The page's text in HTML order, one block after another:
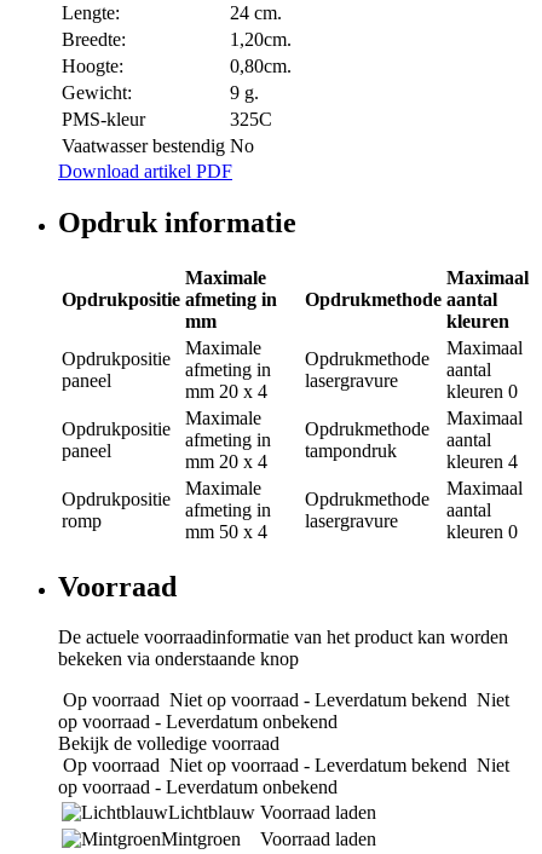
Lengte:
24 cm.
Breedte:
1,20cm.
Hoogte:
0,80cm.
Gewicht:
9 g.
PMS-kleur
325C
Vaatwasser bestendig No
Download artikel PDF
Opdruk informatie
Opdrukpositie
Maximale
afmeting in
mm
Opdrukmethode
Maximaal
aantal
kleuren
Opdrukpositie
paneel
Maximale
afmeting in
mm 20 x 4
Opdrukmethode
lasergravure
Maximaal
aantal
kleuren 0
Opdrukpositie
paneel
Maximale
afmeting in
mm 20 x 4
Opdrukmethode
tampondruk
Maximaal
aantal
kleuren 4
Opdrukpositie
romp
Maximale
afmeting in
mm 50 x 4
Opdrukmethode
lasergravure
Maximaal
aantal
kleuren 0
Voorraad
De actuele voorraadinformatie van het product kan worden
bekeken via onderstaande knop
Op voorraad Niet op voorraad - Leverdatum bekend Niet
op voorraad - Leverdatum onbekend
Bekijk de volledige voorraad
Op voorraad Niet op voorraad - Leverdatum bekend Niet
op voorraad - Leverdatum onbekend
Lichtblauw Voorraad laden
Mintgroen
Voorraad laden